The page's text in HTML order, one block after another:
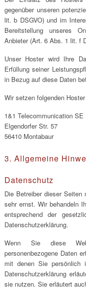
gegenüber unseren
lit. b DSGVO) und im
Bereitstellung unseres
Anbieter (Art. 6 Abs. 1 lit. f
Unser Hoster wird Ihre
Erfüllung seiner
in Bezug auf diese Daten
Wir setzen folgenden
1&1 Telecommunication SE
Elgendorfer Str. 57
56410 Montabaur
3. Allgemeine
Datenschutz
Die Betreiber dieser
sehr ernst. Wir behandeln
entsprechend der
Datenschutzerklärung.
Wenn Sie diese
personenbezogene Daten
mit denen Sie persönlich
Datenschutzerklärung
sie nutzen. Sie erläutert